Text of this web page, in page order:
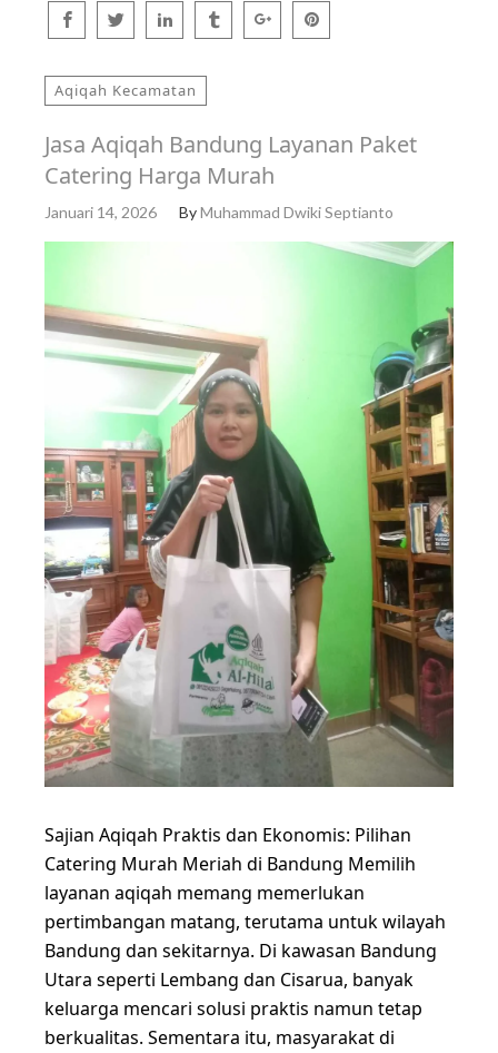
Aqiqah Kecamatan
Jasa Aqiqah Bandung Layanan Paket
Catering Harga Murah
Januari 14, 2026 ByMuhammad Dwiki Septianto
Sajian Aqiqah Praktis dan Ekonomis: Pilihan
Catering Murah Meriah di Bandung Memilih
layanan aqiqah memang memerlukan
pertimbangan matang, terutama untuk wilayah
Bandung dan sekitarnya. Di kawasan Bandung
Utara seperti Lembang dan Cisarua, banyak
keluarga mencari solusi praktis namun tetap
berkualitas. Sementara itu, masyarakat di